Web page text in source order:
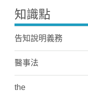
知識點
告知說明義務
醫事法
the